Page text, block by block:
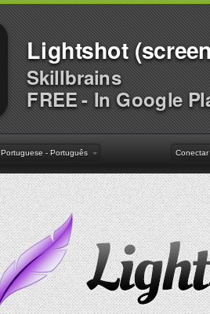
Lightshot
Skillbrains
FREE - In Google
Portuguese - Português Conectar